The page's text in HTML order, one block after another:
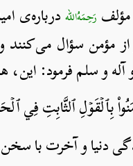
رَحِمَهُ‌الله
از مؤمن سؤال
و آله و سلم فرمود:
بِٱلۡقَوۡلِ ٱلثَّابِتِ فِي
دنیا و آخرت با